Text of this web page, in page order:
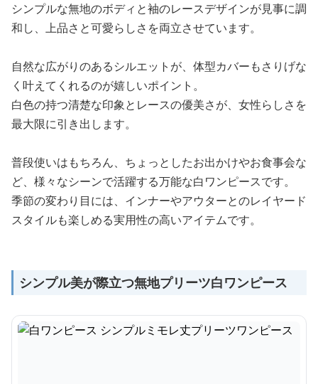
シンプルな無地のボディと袖のレースデザインが見事に調
和し、上品さと可愛らしさを両立させています。
自然な広がりのあるシルエットが、体型カバーもさりげな
く叶えてくれるのが嬉しいポイント。
白色の持つ清楚な印象とレースの優美さが、女性らしさを
最大限に引き出します。
普段使いはもちろん、ちょっとしたお出かけやお食事会な
ど、様々なシーンで活躍する万能な白ワンピースです。
季節の変わり目には、インナーやアウターとのレイヤード
スタイルも楽しめる実用性の高いアイテムです。
シンプル美が際立つ無地プリーツ白ワンピース